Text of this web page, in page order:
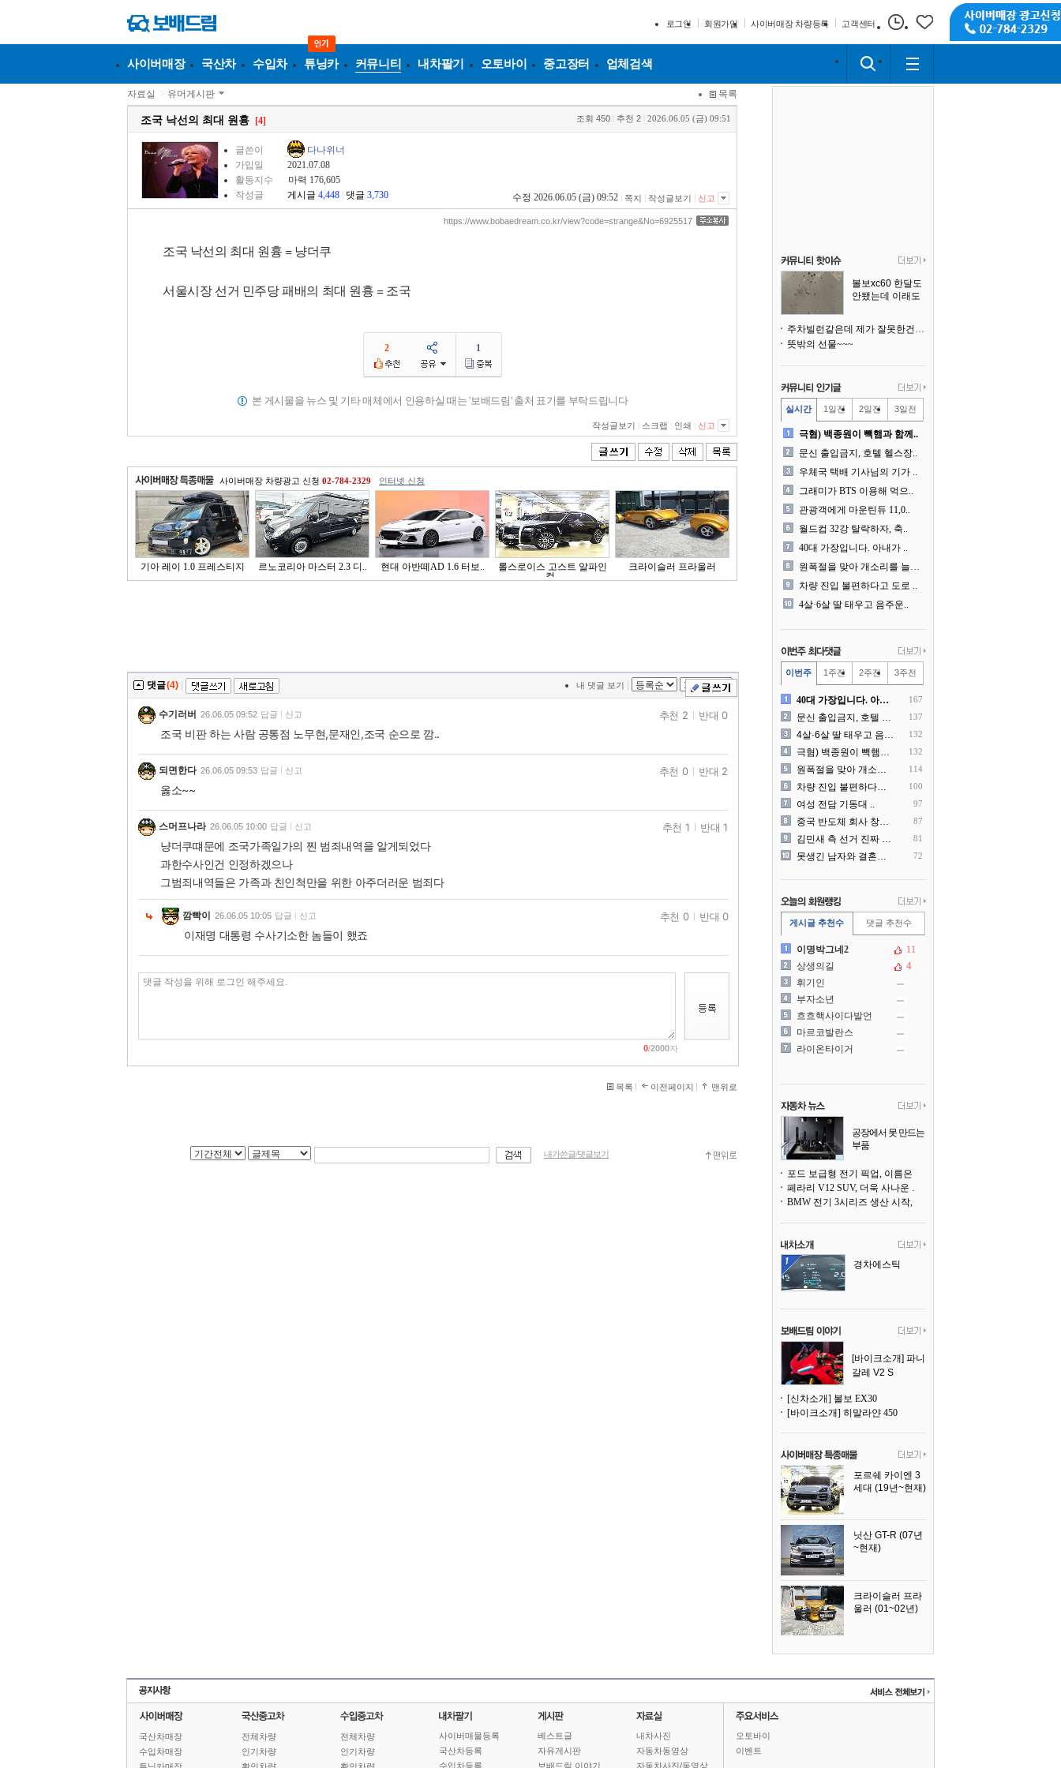
로그인 회원가입 사이버매장 차량등록 고객센터
사이버매장 국산차 수입차 튜닝카 커뮤니티 내차팔기 오토바이 중고장터 업체검색
자료실 > 유머게시판 목록
조국 낙선의 최대 원흉 [4] 조회 450 추천 2 2026.06.05 (금) 09:51
글쓴이
다나위너
가입일
2021.07.08
활동지수
마력 176,605
작성글
게시글 4,448 댓글 3,730 수정 2026.06.05 (금) 09:52 쪽지 작성글보기 신고
https://www.bobaedream.co.kr/view?code=strange&No=6925517
조국 낙선의 최대 원흉 = 냥더쿠
서울시장 선거 민주당 패배의 최대 원흉 = 조국
2 1
본 게시물을 뉴스 및 기타 매체에서 인용하실 때는 '보배드림' 출처 표기를 부탁드립니다
작성글보기 스크랩 인쇄 신고
사이버매장 차량광고 신청 02-784-2329 인터넷 신청
기아 레이 1.0 프레스티지 르노코리아 마스터 2.3 디.. 현대 아반떼AD 1.6 터보..
롤스로이스 고스트 알파인
컬..
크라이슬러 프라울러
댓글(4) 내 댓글 보기
수기러버 26.06.05 09:52 답글 신고
조국 비판 하는 사람 공통점 노무현,문재인,조국 순으로 깜..
추천 2 반대 0
되면한다 26.06.05 09:53 답글 신고
옳소~~
추천 0 반대 2
스머프나라 26.06.05 10:00 답글 신고
냥더쿠떄문에 조국가족일가의 찐 범죄내역을 알게되었다
과한수사인건 인정하겠으나
그범죄내역들은 가족과 친인척만을 위한 아주더러운 범죄다
추천 1 반대 1
깜빡이 26.06.05 10:05 답글 신고
이재명 대통령 수사기소한 놈들이 했죠
추천 0 반대 0
0/2000자
목록 이전페이지 맨위로
내가쓴글/댓글보기
볼보xc60 한달도
안됐는데 이래도
주차빌런같은데 제가 잘못한건가요
뜻밖의 선물~~~
실시간 1일전 2일전 3일전
극혐) 백종원이 빽햄과 함께..
문신 출입금지, 호텔 헬스장..
우체국 택배 기사님의 기가 ..
그래미가 BTS 이용해 먹으..
관광객에게 마운틴듀 11,0..
월드컵 32강 탈락하자, 축..
40대 가장입니다. 아내가 ..
원폭절을 맞아 개소리를 늘어..
차량 진입 불편하다고 도로 ..
4살·6살 딸 태우고 음주운..
이번주 1주전 2주전 3주전
40대 가장입니다. 아내가 .. 167
문신 출입금지, 호텔 헬스장.. 137
4살·6살 딸 태우고 음주운.. 132
극혐) 백종원이 빽햄과 함께.. 132
원폭절을 맞아 개소리를 늘어.. 114
차량 진입 불편하다고 도로 .. 100
여성 전담 기동대 .. 97
중국 반도체 회사 창신메모리.. 87
김민새 측 선거 진짜 더럽게.. 81
못생긴 남자와 결혼해서 후회.. 72
게시글 추천수 댓글 추천수
이명박그네2
11
상생의길
4
휘기인
부자소년
흐흐핵사이다발언
마르코발란스
라이온타이거
공장에서 못 만드는
부품
어낸다
페라리 V12 SUV, 더욱 사나운 얼굴로 돌아온다
경차에스틱
[바이크소개] 파니
갈레 V2 S
[신차소개] 볼보 EX30
[바이크소개] 히말라얀 450
포르쉐 카이엔 3
세대 (19년~현재)
닛산 GT-R (07년
~현재)
크라이슬러 프라
울러 (01~02년)
국산차매장
수입차매장
전체차량
인기차량
전체차량
인기차량
사이버매물등록
국산차등록
수입차등록
베스트글
자유게시판
보배드림 이야기
내차사진
자동차동영상
자동차사진/동영상
오토바이
이벤트